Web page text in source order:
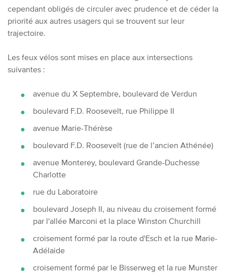
cependant obligés de circuler avec prudence et de céder la
priorité aux autres usagers qui se trouvent sur leur
trajectoire.
Les feux vélos sont mises en place aux intersections
suivantes :
avenue du X Septembre, boulevard de Verdun
boulevard F.D. Roosevelt, rue Philippe II
avenue Marie-Thérèse
boulevard F.D. Roosevelt (rue de l’ancien Athénée)
avenue Monterey, boulevard Grande-Duchesse
Charlotte
rue du Laboratoire
boulevard Joseph II, au niveau du croisement formé
par l'allée Marconi et la place Winston Churchill
croisement formé par la route d'Esch et la rue Marie-
Adélaide
croisement formé par le Bisserweg et la rue Munster